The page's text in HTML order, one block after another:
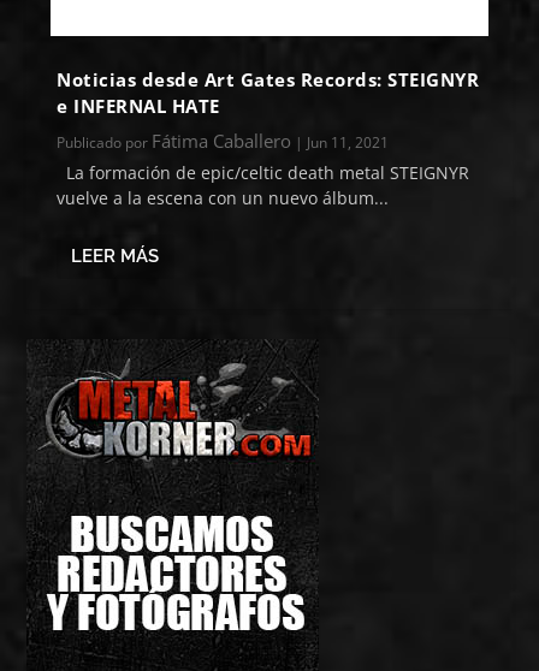
Noticias desde Art Gates Records: STEIGNYR
e INFERNAL HATE
Publicado por Fátima Caballero | Jun 11, 2021
La formación de epic/celtic death metal STEIGNYR
vuelve a la escena con un nuevo álbum...
LEER MÁS